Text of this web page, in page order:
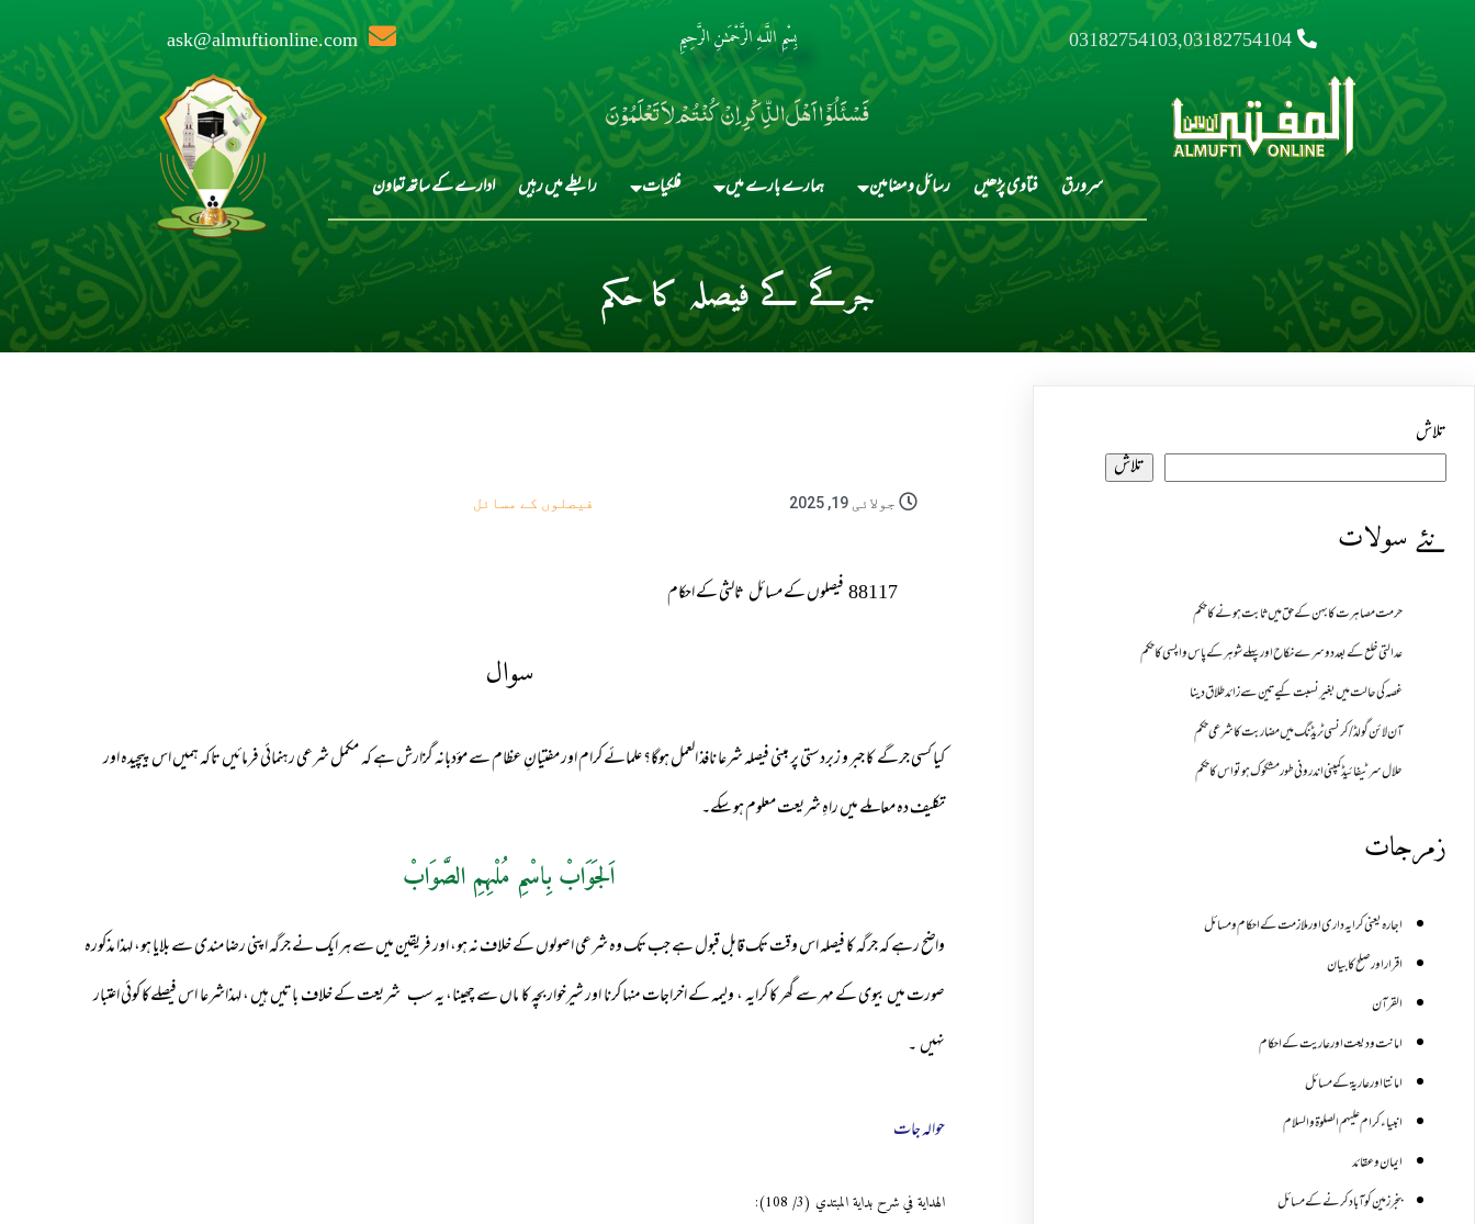
03182754103,03182754104 بِسْمِ اللَّـهِ الرَّحْمَـٰنِ الرَّحِيمِ ask@almuftionline.com
فَسْئَلُوْٓا اَہْلَ الذِّکْرِ اِنْ کُنْتُمْ لاَ تَعْلَمُوْنَ
سرورق فتاوی پڑھیں رسائل و مضامین ہمارے بارے میں فلکیات رابطے میں رہیں ادارے کے ساتھ تعاون
جرگے کے فیصلہ کا حکم
جولائی 19, 2025 فیصلوں کے مسائل
88117فیصلوں کے مسائل ثالثی کے احکام
سوال
کیا کسی جرگے کا جبر و زبردستی پر مبنی فیصلہ شرعا نافذ العمل ہوگا؟ علمائے کرام اور مفتیانِ عظام سے مؤدبانہ گزارش ہے کہ مکمل شرعی رہنمائی فرمائیں تاکہ ہمیں اس پیچیدہ اور
تکلیف دہ معاملے میں راہِ شریعت معلوم ہو سکے۔
اَلجَوَابْ بِاسْمِ مُلْہِمِ الصَّوَابْ
واضح رہے کہ جرگہ کا فیصلہ اس وقت تک قابل قبول ہے جب تک وہ شرعی اصولوں کے خلاف نہ ہو، اور فریقین میں سے ہر ایک نے جرگہ اپنی رضا مندی سے بلایا ہو، لہذا مذکورہ
صورت میں بیوی کے مہر سے گھر کا کرایہ ، ولیمہ کے اخراجات منہا کرنا اور شیرخوار بچہ كا ماں سے چھینا، یہ سب شریعت کے خلاف باتیں ہیں ، لہذاشرعا اس فیصلےکا کوئی اعتبار
نہیں ۔
حوالہ جات
الهداية في شرح بداية المبتدي (3/ 108):
تلاش
تلاش
نئے سولات
حرمت مصاہرت کا بہن کے حق میں ثابت ہونے کا حکم
عدالتی خلع کے بعد دوسرے نکاح اور پہلے شوہر کے پاس واپسی کا حکم
غصہ کی حالت میں بغیر نسبت کیے تین سے زائد طلاق دینا
آن لائن گولڈ /کرنسی ٹریڈنگ میں مضاربت کا شرعی حکم
حلال سرٹیفائیڈ کمپنی اندرونی طور مشکوک ہو تو اس کا حکم
زمرجات
اجارہ یعنی کرایہ داری اور ملازمت کے احکام و مسائل
اقرار اور صلح کا بیان
القرآن
امانت ودیعت اورعاریت کے احکام
امانتا اور عاریة کے مسائل
انبیاء کرام علیہم الصلوۃ والسلام
ایمان وعقائد
بنجر زمین کو آباد کرنے کے مسائل